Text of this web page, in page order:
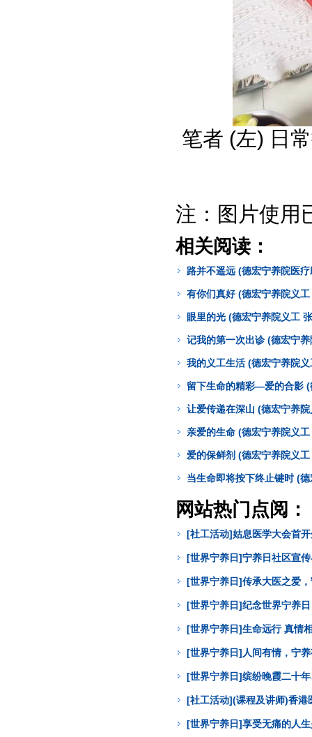
笔者 (左) 日
注：图片使用
相关阅读：
路并不遥远 (德宏宁养院医
有你们真好 (德宏宁养院义
眼里的光 (德宏宁养院义工
记我的第一次出诊 (德宏宁
我的义工生活 (德宏宁养院
留下生命的精彩—爱的合影
让爱传递在深山 (德宏宁养
亲爱的生命 (德宏宁养院义
爱的保鲜剂 (德宏宁养院义
当生命即将按下终止键时 (
网站热门点阅：
[社工活动]姑息医学大会首
[世界宁养日]宁养日社区宣
[世界宁养日]传承大医之爱
[世界宁养日]纪念世界宁养
[世界宁养日]生命远行 真情
[世界宁养日]人间有情，宁
[世界宁养日]缤纷晚霞二十
[社工活动](课程及讲师)香
[世界宁养日]享受无痛的人